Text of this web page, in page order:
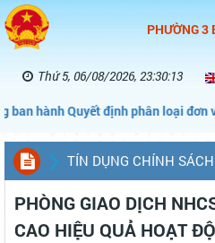
PHƯỜNG 3
Thứ 5, 06/08/2026, 23:30:13
Quyết định phân loại đơn vị hành
TÍN DỤNG CHÍNH
PHÒNG GIAO DỊCH
CAO HIỆU QUẢ HOẠT